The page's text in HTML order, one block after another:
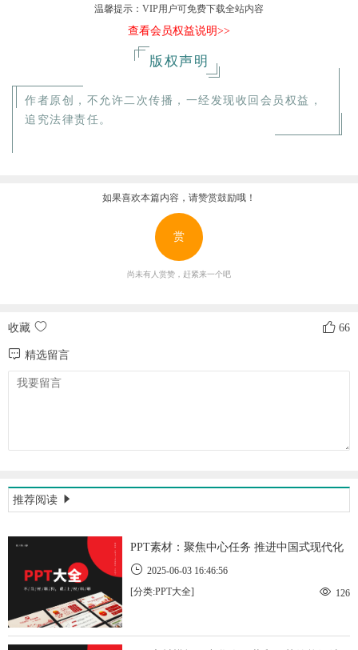
温馨提示：VIP用户可免费下载全站内容
查看会员权益说明>>
版权声明
作者原创，不允许二次传播，一经发现收回会员权益，
追究法律责任。
如果喜欢本篇内容，请赞赏鼓励哦！
赏
尚未有人赏赞，赶紧来一个吧
收藏 66
精选留言
推荐阅读
PPT素材：聚焦中心任务 推进中国式现代化
2025-06-03 16:46:56
[分类:PPT大全]
126